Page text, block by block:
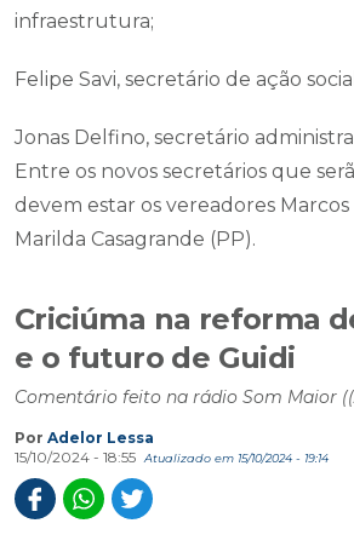
infraestrutura;
Felipe Savi, secretário de ação
Jonas Delfino, secretário
Entre os novos secretários que
devem estar os vereadores
Marilda Casagrande (PP).
Criciúma na reforma
e o futuro de Guidi
Comentário feito na rádio Som Maior
Por Adelor Lessa
15/10/2024 - 18:55
Atualizado em 15/10/2024 - 19:14